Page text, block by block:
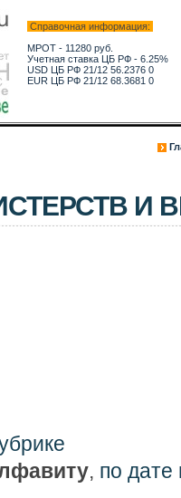
Справочная информация:
МРОТ - 11280 руб.
Учетная ставка ЦБ РФ - 6.25%
USD ЦБ РФ 21/12 56.2376 0
EUR ЦБ РФ 21/12 68.3681 0
И
, по дате